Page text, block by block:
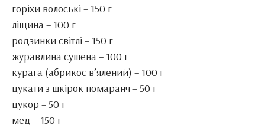
горіхи волоські – 150 г
ліщина – 100 г
родзинки світлі – 150 г
журавлина сушена – 100 г
курага (абрикос в’ялений) – 100 г
цукати з шкірок помаранч – 50 г
цукор – 50 г
мед – 150 г